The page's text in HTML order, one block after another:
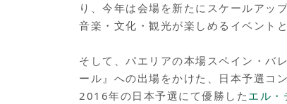
り、今年は会場を新たにスケールアッ
音楽・文化・観光が楽しめるイベントと
そして、パエリアの本場スペイン・バ
ール』への出場をかけた、日本予選コ
2016年の日本予選にて優勝した エル・